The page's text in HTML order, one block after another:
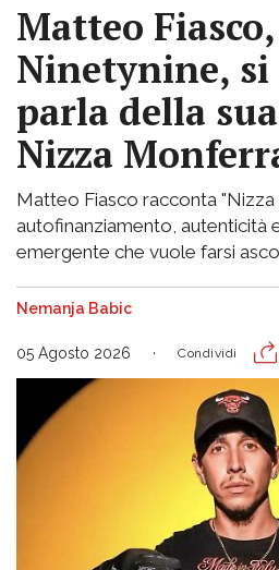
Matteo
Ninetynine, si
parla della
Nizza
Matteo Fiasco racconta
autofinanziamento, autenticità
emergente che vuole farsi
Nemanja Babic
05 Agosto 2026 Condividi